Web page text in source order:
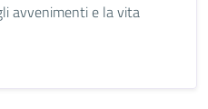
avvenimenti e la vita